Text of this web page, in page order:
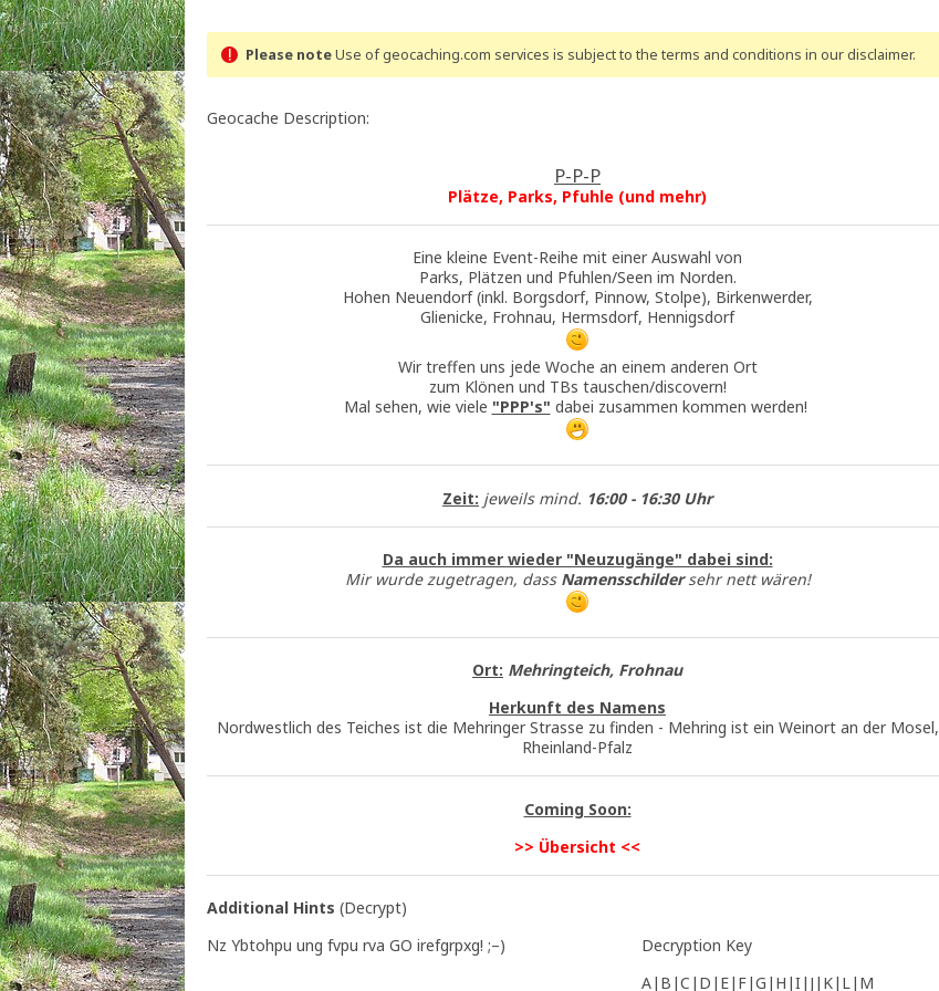
Please noteUse of geocaching.com services is subject to the terms and conditions in our disclaimer.
Geocache Description:
P-P-P
Plätze, Parks, Pfuhle (und mehr)
Eine kleine Event-Reihe mit einer Auswahl von
Parks, Plätzen und Pfuhlen/Seen im Norden.
Hohen Neuendorf (inkl. Borgsdorf, Pinnow, Stolpe), Birkenwerder,
Glienicke, Frohnau, Hermsdorf, Hennigsdorf
Wir treffen uns jede Woche an einem anderen Ort
zum Klönen und TBs tauschen/discovern!
Mal sehen, wie viele "PPP's" dabei zusammen kommen werden!
Zeit: jeweils mind. 16:00 - 16:30 Uhr
Da auch immer wieder "Neuzugänge" dabei sind:
Mir wurde zugetragen, dass Namensschildersehr nett wären!
Ort: Mehringteich, Frohnau
Herkunft des Namens
Nordwestlich des Teiches ist die Mehringer Strasse zu finden - Mehring ist ein Weinort an der Mosel,
Rheinland-Pfalz
Coming Soon:
>> Übersicht <<
Additional Hints (Decrypt)
Nz Ybtohpu ung fvpu rva GO irefgrpxg! ;–)
Decryption Key
A|B|C|D|E|F|G|H|I|J|K|L|M